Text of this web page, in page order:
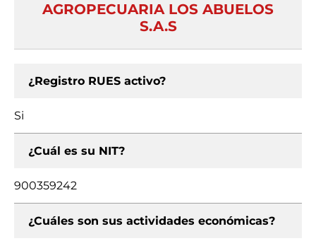
AGROPECUARIA LOS ABUELOS
S.A.S
¿Registro RUES activo?
Si
¿Cuál es su NIT?
900359242
¿Cuáles son sus actividades económicas?